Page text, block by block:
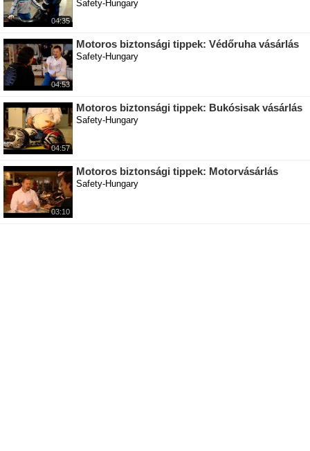
04:35
Safety-Hungary
04:53
Motoros biztonsági tippek: Védőruha vásárlás
Safety-Hungary
04:57
Motoros biztonsági tippek: Bukósisak vásárlás
Safety-Hungary
03:10
Motoros biztonsági tippek: Motorvásárlás
Safety-Hungary